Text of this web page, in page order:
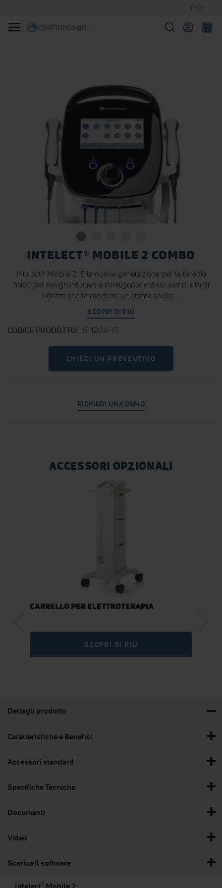
INTELECT® MOBILE 2 COMBO
Intelect® Mobile 2: È la nuova generazione per la terapia
fisica, dal design intuitivo e intelligente e dalla semplicità di
utilizzo che la rendono un’ottima scelta ...
SCOPRI DI PIÙ
CODICE PRODOTTO 15-1204-IT
CHIEDI UN PREVENTIVO
RICHIEDI UNA DEMO
ACCESSORI OPZIONALI
CARRELLO PER ELETTROTERAPIA
SCOPRI DI PIÙ
Dettagli prodotto
Caratteristiche e Benefici
Accessori standard
Specifiche Tecniche
Documenti
Video
Scarica il software
Intelect® Mobile 2: